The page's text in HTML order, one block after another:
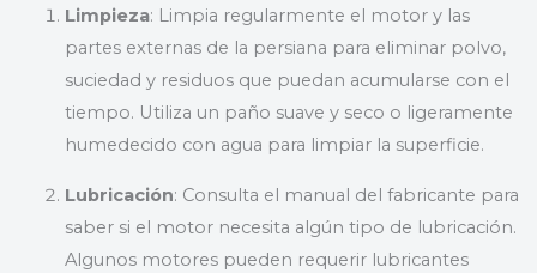
Limpieza: Limpia regularmente el motor y las
partes externas de la persiana para eliminar polvo,
suciedad y residuos que puedan acumularse con el
tiempo. Utiliza un paño suave y seco o ligeramente
humedecido con agua para limpiar la superficie.
Lubricación: Consulta el manual del fabricante para
saber si el motor necesita algún tipo de lubricación.
Algunos motores pueden requerir lubricantes